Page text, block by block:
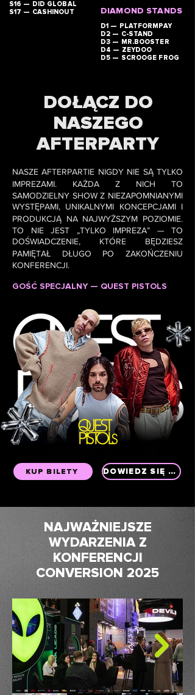
S16 — DID GLOBAL
S17 — CASHINOUT
DIAMOND STANDS
D1 — PLATFORMPAY
D2 — C-STAND
D3 — MR.BOOSTER
D4 — ZEYDOO
D5 — SCROOGE FROG
DOŁĄCZ DO
NASZEGO
AFTERPARTY
NASZE AFTERPARTIE NIGDY NIE SĄ TYLKO
IMPREZAMI. KAŻDA Z NICH TO
SAMODZIELNY SHOW Z NIEZAPOMNIANYMI
WYSTĘPAMI, UNIKALNYMI KONCEPCJAMI I
PRODUKCJĄ NA NAJWYŻSZYM POZIOMIE.
TO NIE JEST „TYLKO IMPREZA” — TO
DOŚWIADCZENIE, KTÓRE BĘDZIESZ
PAMIĘTAŁ DŁUGO PO ZAKOŃCZENIU
KONFERENCJI.
GOŚĆ SPECJALNY — QUEST PISTOLS
KUP BILETY DOWIEDZ SIĘ WIĘCEJ
NAJWAŻNIEJSZE
WYDARZENIA Z
KONFERENCJI
CONVERSION 2025